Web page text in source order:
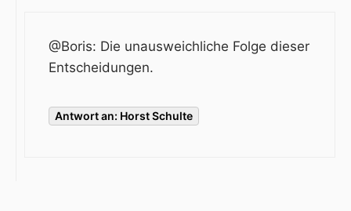
@Boris: Die unausweichliche Folge dieser
Entscheidungen.
Antwort an: Horst Schulte